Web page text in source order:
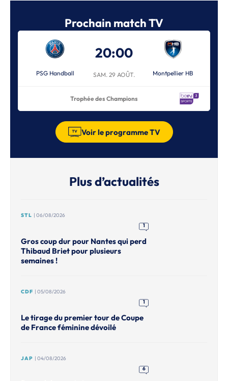
Prochain match TV
PSG Handball
20:00
SAM. 29 AOÛT. Montpellier HB
Trophée des Champions
Voir le programme TV
Plus d’actualités
STL | 06/08/2026
1
Gros coup dur pour Nantes qui perd
Thibaud Briet pour plusieurs
semaines !
CDF | 05/08/2026
1
Le tirage du premier tour de Coupe
de France féminine dévoilé
JAP | 04/08/2026
6